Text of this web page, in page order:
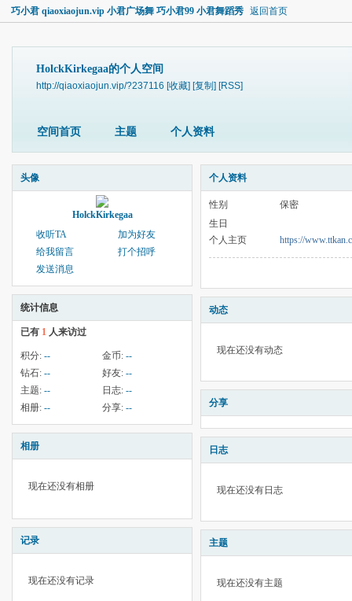
巧小君 qiaoxiaojun.vip 小君广场舞 巧小君99 小君舞蹈秀 返回首页
HolckKirkegaa的个人空间
http://qiaoxiaojun.vip/?237116 [收藏] [复制] [RSS]
空间首页 主题 个人资料
头像
HolckKirkegaa
收听TA
加为好友
给我留言
打个招呼
发送消息
统计信息
已有 1 人来访过
积分: -- 金币: --
钻石: -- 好友: --
主题: -- 日志: --
相册: -- 分享: --
相册
现在还没有相册
记录
现在还没有记录
个人资料
性别
保密
生日
个人主页
https://
动态
现在还没有动态
分享
日志
现在还没有日志
主题
现在还没有主题